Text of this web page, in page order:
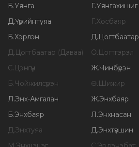
Б.Уянга Г.Уянгахишиг
Д.Үүрийнтуяа Г.Хосбаяр
Б.Хэрлэн Д. Цогтбаатар
Д. Цогтбаатар (Даваа) О. Цогтгэрэл
С. Цэнгүүн Ж.Чинбүрэн
Б.Чойжилсүрэн Ө. Шижир
Л .Энх-Амгалан Ж.Энхбаяр
Б.Энхбаяр Л .Энхнасан
Д.Энхтуяа Д.Энхтүвшин